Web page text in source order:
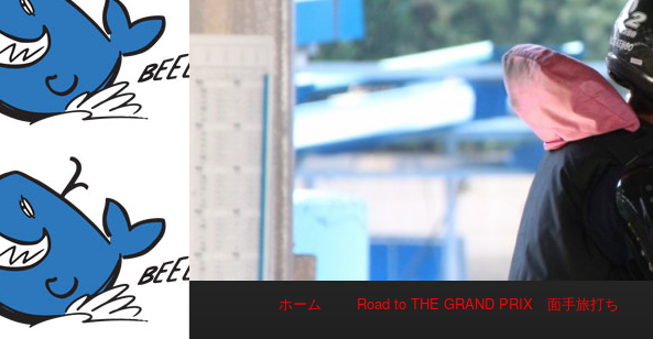
メインコンテンツへ移動
サブコンテンツへ移動
ホーム Road to THE GRAND PRIX 面手旅打ち